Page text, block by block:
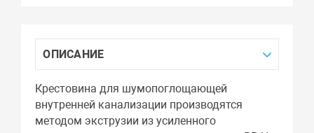
ОПИСАНИЕ
Крестовина для шумопоглощающей
внутренней канализации производятся
методом экструзии из усиленного